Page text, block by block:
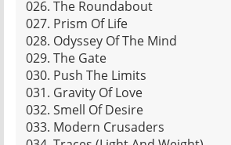
026. The Roundabout
027. Prism Of Life
028. Odyssey Of The Mind
029. The Gate
030. Push The Limits
031. Gravity Of Love
032. Smell Of Desire
033. Modern Crusaders